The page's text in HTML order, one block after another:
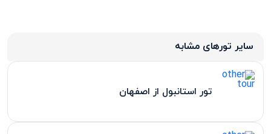
سایر تورهای مشابه
تور استانبول از اصفهان